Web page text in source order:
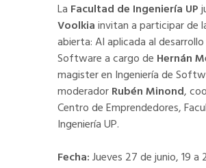
La Facultad de Ingeniería UP
Voolkiainvitan a participar de
abierta: AI aplicada al
Software a cargo de Hernán
magister en Ingeniería de
moderadorRubén Minond,
Centro de Emprendedores,
Ingeniería UP.
Fecha:Jueves 27 de junio, 19 a